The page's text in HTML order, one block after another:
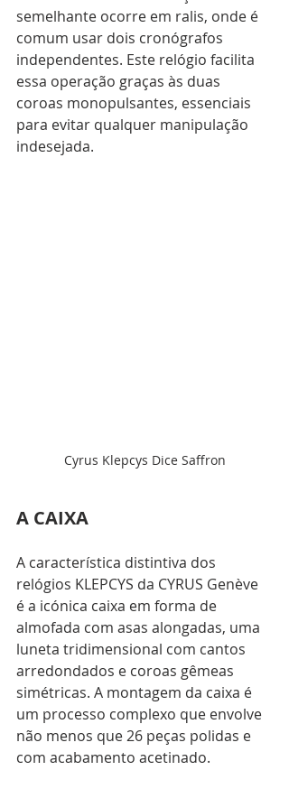
semelhante ocorre em ralis, onde é
comum usar dois cronógrafos
independentes. Este relógio facilita
essa operação graças às duas
coroas monopulsantes, essenciais
para evitar qualquer manipulação
indesejada.
Cyrus Klepcys Dice Saffron
A CAIXA
A característica distintiva dos
relógios KLEPCYS da CYRUS Genève
é a icónica caixa em forma de
almofada com asas alongadas, uma
luneta tridimensional com cantos
arredondados e coroas gêmeas
simétricas. A montagem da caixa é
um processo complexo que envolve
não menos que 26 peças polidas e
com acabamento acetinado.